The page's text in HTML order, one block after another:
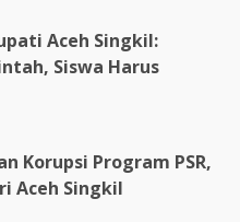
Aceh Singkil:
Siswa Harus
Korupsi Program PSR,
Aceh Singkil